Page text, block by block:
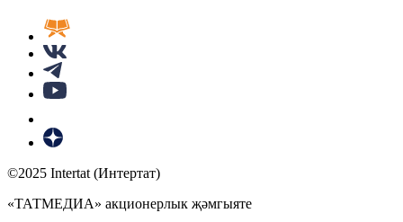
©2025 Intertat (Интертат)
«ТАТМЕДИА» акционерлык җәмгыяте